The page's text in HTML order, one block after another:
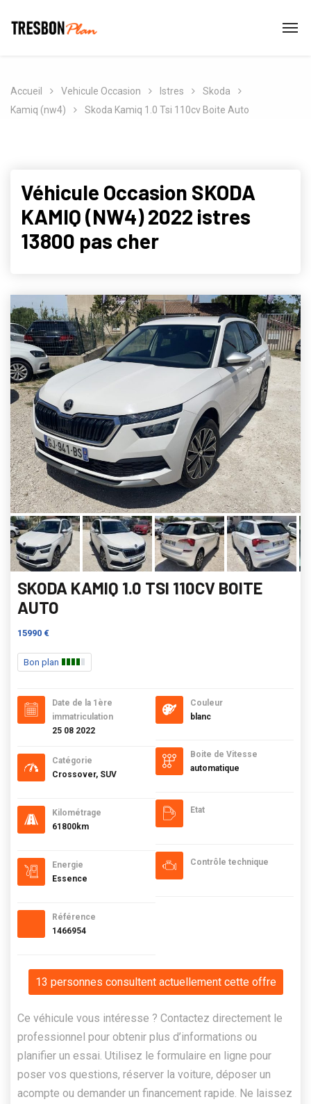
Accueil Vehicule Occasion Istres
Skoda
Kamiq (nw4)
Skoda Kamiq 1.0 Tsi 110cv Boite Auto
Véhicule Occasion SKODA
KAMIQ (NW4) 2022 istres
13800 pas cher
SKODA KAMIQ 1.0 TSI 110CV BOITE
AUTO
15990 €
Bon plan
Date de la 1ère
immatriculation
25 08 2022
Catégorie
Crossover, SUV
Kilométrage
61800km
Energie
Essence
Référence
1466954
Couleur
blanc
Boite de Vitesse
automatique
Etat
Contrôle technique
13 personnes consultent actuellement cette offre
Ce véhicule vous intéresse ? Contactez directement le
professionnel pour obtenir plus d’informations ou
planifier un essai. Utilisez le formulaire en ligne pour
poser vos questions, réserver la voiture, déposer un
acompte ou demander un financement rapide. Ne laissez